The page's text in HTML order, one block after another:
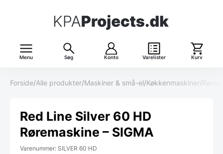
Menu Søg Konto Varelister Kurv
Forside/Alle produkter/Maskiner & små-el/Køkkenmaskiner/
Red Line Silver 60 HD
Røremaskine – SIGMA
Varenummer: SILVER 60 HD